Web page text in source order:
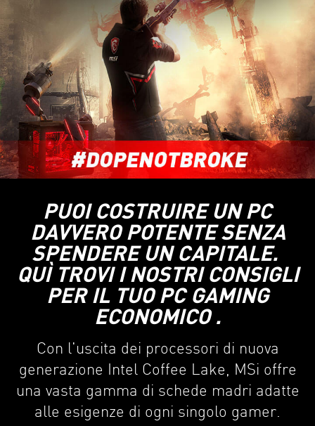
PUOI COSTRUIRE UN PC
DAVVERO POTENTE SENZA
SPENDERE UN CAPITALE.
QUÌ TROVI I NOSTRI CONSIGLI
PER IL TUO PC GAMING
ECONOMICO .
Con l'uscita dei processori di nuova
generazione Intel Coffee Lake, MSi offre
una vasta gamma di schede madri adatte
alle esigenze di ogni singolo gamer.